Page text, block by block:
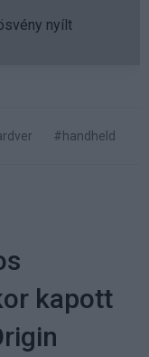
nyílt
#handheld
kapott